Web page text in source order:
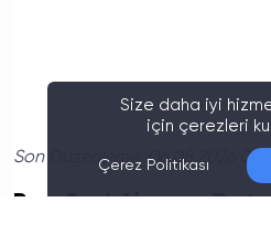
Son Düzenleme: 06.08.2026
Pay Geri Alımının
Size daha iyi
için çerezleri
Çerez Politikası